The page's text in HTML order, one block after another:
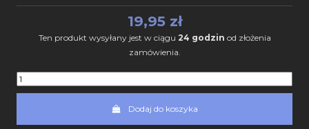
19,95 zł
Ten produkt wysyłany jest w ciągu 24 godzin od złożenia
zamówienia.
Dodaj do koszyka